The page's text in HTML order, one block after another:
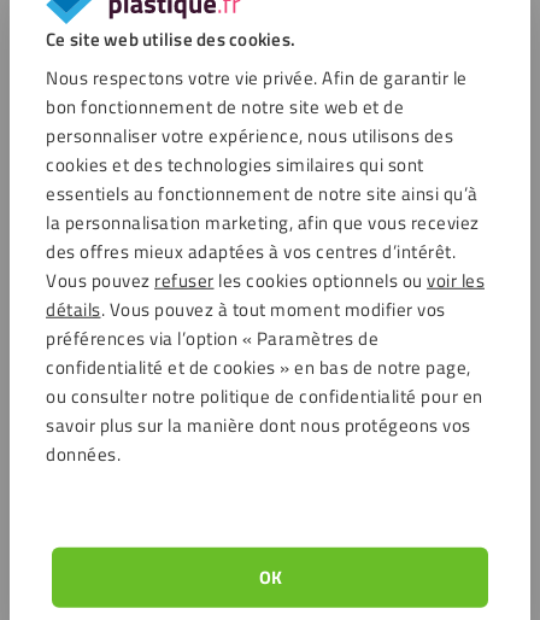
Ce site web utilise des cookies.
Nous respectons votre vie privée. Afin de garantir le
bon fonctionnement de notre site web et de
personnaliser votre expérience, nous utilisons des
cookies et des technologies similaires qui sont
essentiels au fonctionnement de notre site ainsi qu’à
la personnalisation marketing, afin que vous receviez
des offres mieux adaptées à vos centres d’intérêt.
Vous pouvez refuser les cookies optionnels ou voir les
détails. Vous pouvez à tout moment modifier vos
préférences via l’option « Paramètres de
confidentialité et de cookies » en bas de notre page,
ou consulter notre politique de confidentialité pour en
savoir plus sur la manière dont nous protégeons vos
données.
OK
Solutions personnalisées
Panier
Facture
Termes et conditions
Les plaques préférées
Écrans plastiques
Écrans de réception
Plexiglass sur mesure
Plexiglass transparent
Plexiglass pas cher sur mesure
Polycarbonate
Acrylique sur mesure
PMMA
Découpage de plastique au laser